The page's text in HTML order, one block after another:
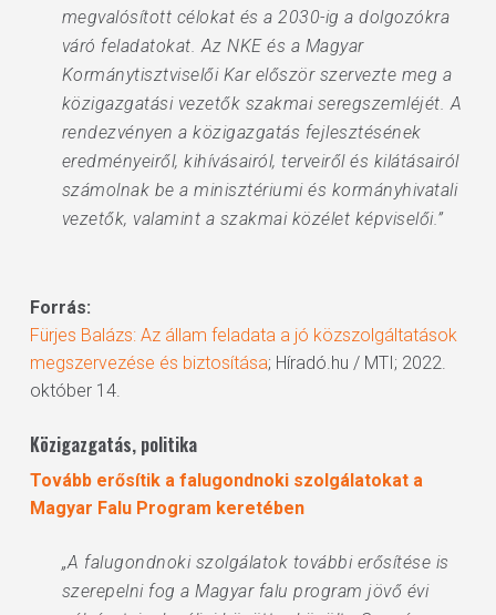
megvalósított célokat és a 2030-ig a dolgozókra
váró feladatokat. Az NKE és a Magyar
Kormánytisztviselői Kar először szervezte meg a
közigazgatási vezetők szakmai seregszemléjét. A
rendezvényen a közigazgatás fejlesztésének
eredményeiről, kihívásairól, terveiről és kilátásairól
számolnak be a minisztériumi és kormányhivatali
vezetők, valamint a szakmai közélet képviselői.”
Forrás:
Fürjes Balázs: Az állam feladata a jó közszolgáltatások
megszervezése és biztosítása; Híradó.hu / MTI; 2022.
október 14.
Közigazgatás, politika
Tovább erősítik a falugondnoki szolgálatokat a
Magyar Falu Program keretében
„A falugondnoki szolgálatok további erősítése is
szerepelni fog a Magyar falu program jövő évi